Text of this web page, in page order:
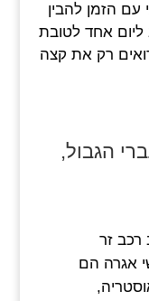
עם הזמן להבין
אחד לטובת
ורואים רק את קצה
הגבול,
רכב זר
אגרה הם